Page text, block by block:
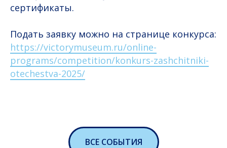
сертификаты.
Подать заявку можно на странице конкурса:
https://victorymuseum.ru/online-
programs/competition/konkurs-zashchitniki-
otechestva-2025/
ВСЕ СОБЫТИЯ